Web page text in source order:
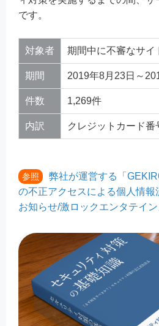
です。
対象者 期間中に不審なサイ
期間 2019年8月23日～
件数 1,269件
内訳 クレジットカード
参照
弊社が運営する「
の不正アクセスによる個人情報
お知らせ/激ロックエンタテイ